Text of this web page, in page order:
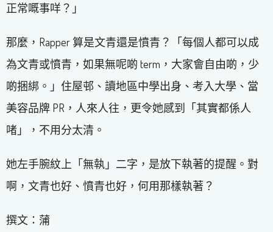
正常嘅事咩？」
那麼，Rapper 算是文青還是憤青？「每個人都可以成
為文青或憤青，如果無呢啲 term，大家會自由啲，少
啲捆綁。」住屋邨、讀地區中學出身、考入大學、當
美容品牌 PR，人來人往，更令她感到「其實都係人
啫」，不用分太清。
她左手腕紋上「無執」二字，是放下執著的提醒。對
啊，文青也好、憤青也好，何用那樣執著？
撰文：蒲